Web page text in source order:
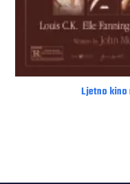
Ljetno kino